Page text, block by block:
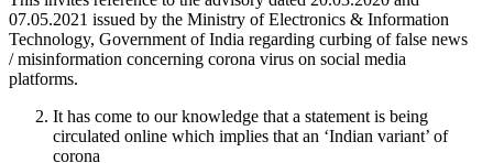
07.05.2021 issued by the Ministry of Electronics & Information
Technology, Government of India regarding curbing of false news
/ misinformation concerning corona virus on social media
platforms.
It has come to our knowledge that a statement is being
circulated online which implies that an ‘Indian variant’ of
corona